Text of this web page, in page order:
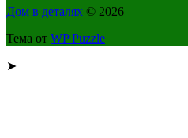
Дом в деталях © 2026
Тема от WP Puzzle
➤